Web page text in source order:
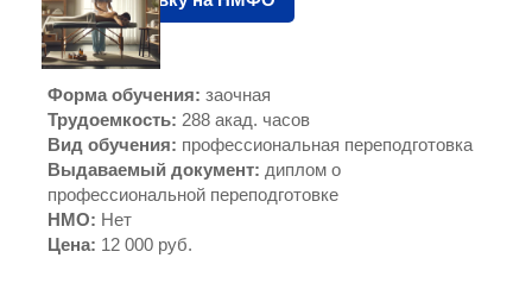
Форма обучения: заочная
Трудоемкость: 288 акад. часов
Вид обучения: профессиональная переподготовка
Выдаваемый документ: диплом о
профессиональной переподготовке
НМО: Нет
Цена: 12 000 руб.